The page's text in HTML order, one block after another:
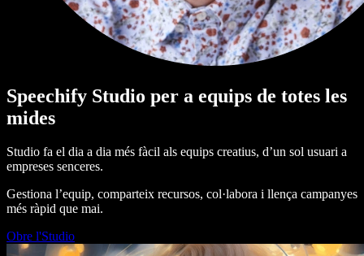
Speechify Studio per a equips de totes les
mides
Studio fa el dia a dia més fàcil als equips creatius, d’un sol usuari a
empreses senceres.
Gestiona l’equip, comparteix recursos, col·labora i llença campanyes
més ràpid que mai.
Obre l'Studio